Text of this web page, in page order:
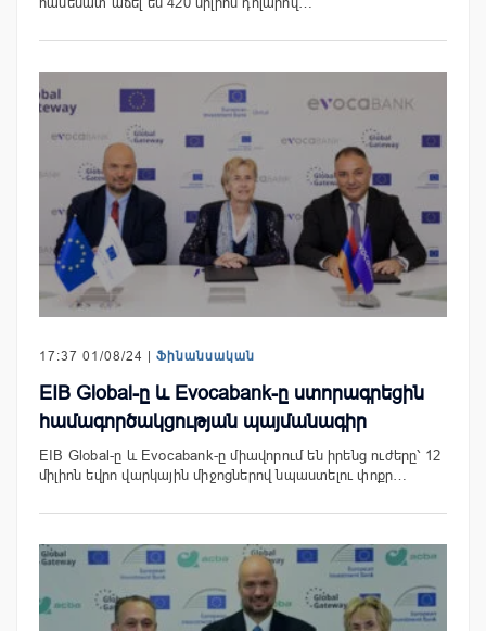
17:37 01/08/24 | Ֆինանսական
EIB Global-ը և Evocabank-ը ստորագրեցին
համագործակցության պայմանագիր
EIB Global-ը և Evocabank-ը միավորում են իրենց ուժերը՝ 12
միլիոն եվրո վարկային միջոցներով նպաստելու փոքր…